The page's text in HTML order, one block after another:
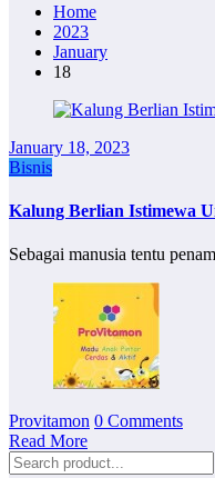
Home
2023
January
18
January 18, 2023
Bisnis
Kalung Berlian Istimewa
Sebagai manusia tentu
Provitamon 0 Comments
Read More